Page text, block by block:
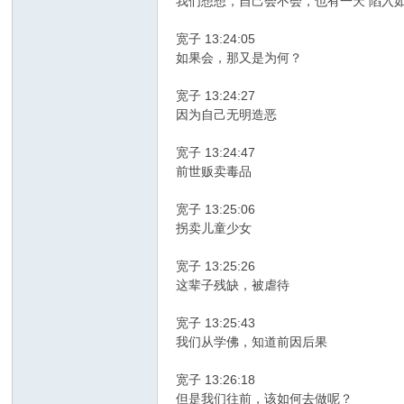
宽子 13:24:05
如果会，那又是为何？
宽子 13:24:27
因为自己无明造恶
宽子 13:24:47
前世贩卖毒品
宽子 13:25:06
拐卖儿童少女
宽子 13:25:26
这辈子残缺，被虐待
宽子 13:25:43
我们从学佛，知道前因后果
宽子 13:26:18
但是我们往前，该如何去做呢？